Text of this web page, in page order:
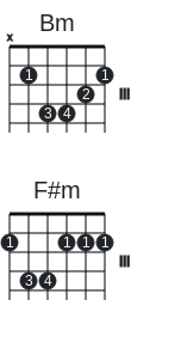
Bm
x
1
3 4
2
1
F#m
1
3 4
1 1 1